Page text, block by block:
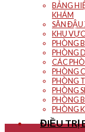
BẢNG
KHÁM
SÂN ĐẬU
KHU
PHÒNG
PHÒNG
CÁC
PHÒNG
PHÒNG
PHÒNG
PHÒNG
PHÒNG
ĐIỀU TRỊ